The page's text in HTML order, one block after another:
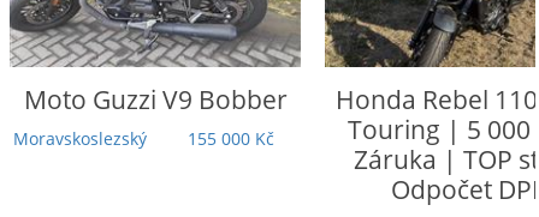
Moto Guzzi V9 Bobber
Moravskoslezský 155 000 Kč
Honda Rebel
Touring | 5
Záruka | TOP
Odpočet